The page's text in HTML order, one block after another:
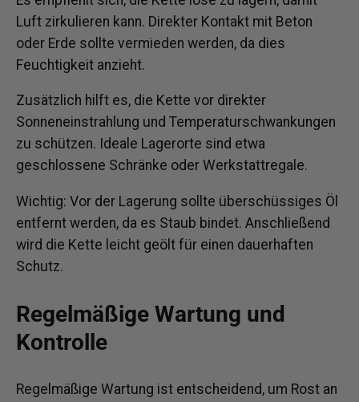
Luft zirkulieren kann. Direkter Kontakt mit Beton
oder Erde sollte vermieden werden, da dies
Feuchtigkeit anzieht.
Zusätzlich hilft es, die Kette vor direkter
Sonneneinstrahlung und Temperaturschwankungen
zu schützen. Ideale Lagerorte sind etwa
geschlossene Schränke oder Werkstattregale.
Wichtig: Vor der Lagerung sollte überschüssiges Öl
entfernt werden, da es Staub bindet. Anschließend
wird die Kette leicht geölt für einen dauerhaften
Schutz.
Regelmäßige Wartung und
Kontrolle
Regelmäßige Wartung ist entscheidend, um Rost an